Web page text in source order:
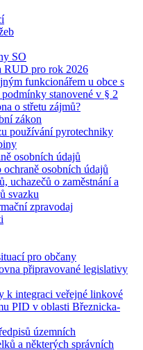
SO
RUD pro rok 2026
funkcionářem u obce s
stanovené v § 2
o střetu zájmů?
zákon
používání pyrotechniky
osobních údajů
ochraně osobních údajů
uchazečů o zaměstnání a
svazku
zpravodaj
pro občany
připravované legislativy
k integraci veřejné linkové
PID v oblasti Březnicka-
územních
a některých správních